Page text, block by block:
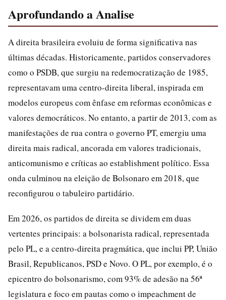
Aprofundando a Analise
A direita brasileira evoluiu de forma significativa nas
últimas décadas. Historicamente, partidos conservadores
como o PSDB, que surgiu na redemocratização de 1985,
representavam uma centro-direita liberal, inspirada em
modelos europeus com ênfase em reformas econômicas e
valores democráticos. No entanto, a partir de 2013, com as
manifestações de rua contra o governo PT, emergiu uma
direita mais radical, ancorada em valores tradicionais,
anticomunismo e críticas ao establishment político. Essa
onda culminou na eleição de Bolsonaro em 2018, que
reconfigurou o tabuleiro partidário.
Em 2026, os partidos de direita se dividem em duas
vertentes principais: a bolsonarista radical, representada
pelo PL, e a centro-direita pragmática, que inclui PP, União
Brasil, Republicanos, PSD e Novo. O PL, por exemplo, é o
epicentro do bolsonarismo, com 93% de adesão na 56ª
legislatura e foco em pautas como o impeachment de